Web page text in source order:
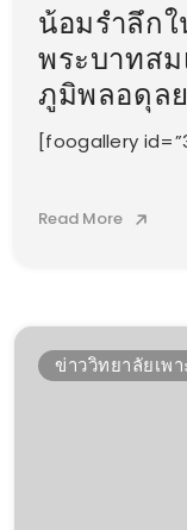
น้อมรำลึก
พระบาทส
ภูมิพลอดุล
[foogallery
Read More
ข่าววิทยาลัยเพ